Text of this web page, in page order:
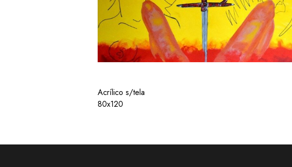
Acrílico s/tela
80x120